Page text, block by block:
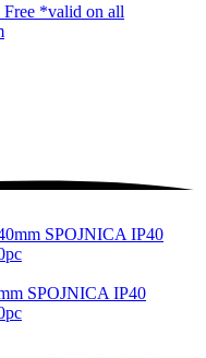
*valid on all
SPOJNICA IP40